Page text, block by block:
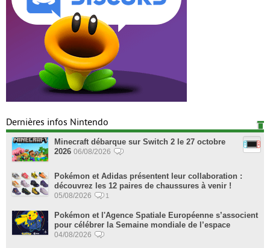
Dernières infos Nintendo
Minecraft débarque sur Switch 2 le 27 octobre
2026 06/08/2026
Pokémon et Adidas présentent leur collaboration :
découvrez les 12 paires de chaussures à venir !
05/08/2026 1
Pokémon et l'Agence Spatiale Européenne s’associent
pour célébrer la Semaine mondiale de l’espace
04/08/2026